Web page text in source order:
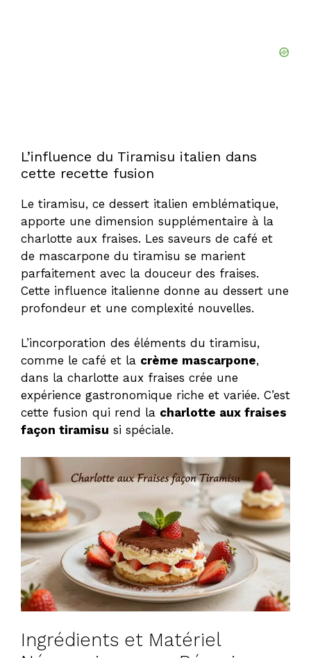
L’influence du Tiramisu italien dans
cette recette fusion
Le tiramisu, ce dessert italien emblématique,
apporte une dimension supplémentaire à la
charlotte aux fraises. Les saveurs de café et
de mascarpone du tiramisu se marient
parfaitement avec la douceur des fraises.
Cette influence italienne donne au dessert une
profondeur et une complexité nouvelles.
L’incorporation des éléments du tiramisu,
comme le café et la crème mascarpone,
dans la charlotte aux fraises crée une
expérience gastronomique riche et variée. C’est
cette fusion qui rend la charlotte aux fraises
façon tiramisu si spéciale.
Ingrédients et Matériel